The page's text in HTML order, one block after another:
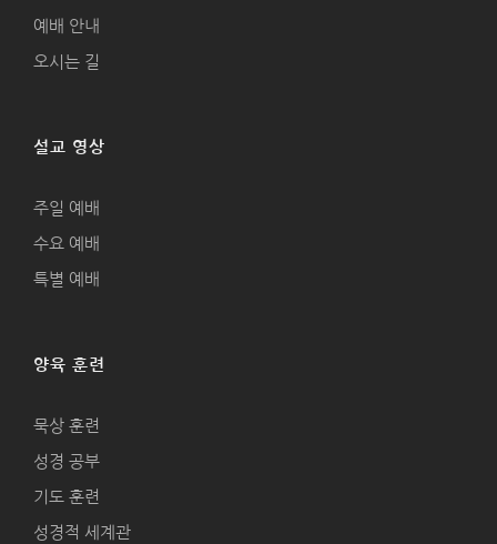
예배 안내
오시는 길
설교 영상
주일 예배
수요 예배
특별 예배
양육 훈련
묵상 훈련
성경 공부
기도 훈련
성경적 세계관